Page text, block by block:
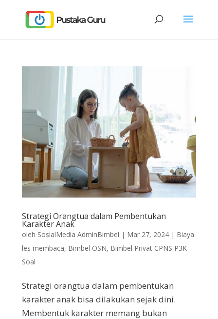
Strategi Orangtua dalam Pembentukan
Karakter Anak
oleh SosialMedia AdminBimbel | Mar 27, 2024| Biaya
les membaca, Bimbel OSN, Bimbel Privat CPNS P3K
Soal
Strategi orangtua dalam pembentukan
karakter anak bisa dilakukan sejak dini.
Membentuk karakter memang bukan